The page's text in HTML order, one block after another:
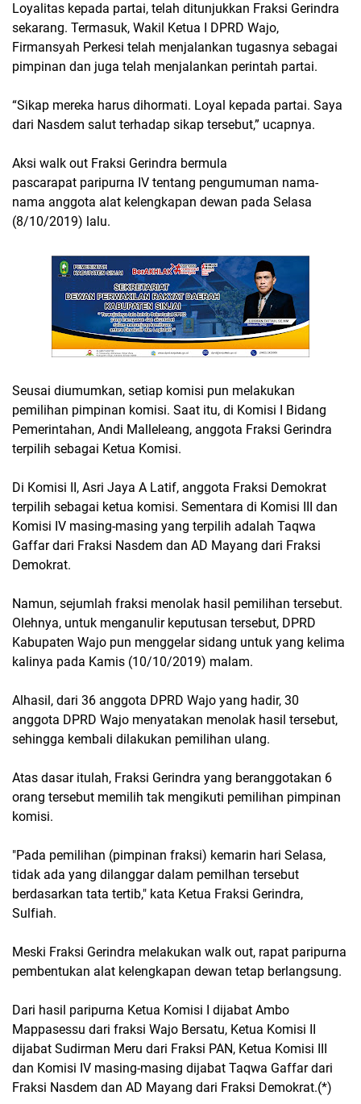
Loyalitas kepada partai, telah ditunjukkan Fraksi Gerindra
sekarang. Termasuk, Wakil Ketua I DPRD Wajo,
Firmansyah Perkesi telah menjalankan tugasnya sebagai
pimpinan dan juga telah menjalankan perintah partai.
“Sikap mereka harus dihormati. Loyal kepada partai. Saya
dari Nasdem salut terhadap sikap tersebut,” ucapnya.
Aksi walk out Fraksi Gerindra bermula
pascarapat paripurna IV tentang pengumuman nama-
nama anggota alat kelengkapan dewan pada Selasa
(8/10/2019) lalu.
Seusai diumumkan, setiap komisi pun melakukan
pemilihan pimpinan komisi. Saat itu, di Komisi I Bidang
Pemerintahan, Andi Malleleang, anggota Fraksi Gerindra
terpilih sebagai Ketua Komisi.
Di Komisi II, Asri Jaya A Latif, anggota Fraksi Demokrat
terpilih sebagai ketua komisi. Sementara di Komisi III dan
Komisi IV masing-masing yang terpilih adalah Taqwa
Gaffar dari Fraksi Nasdem dan AD Mayang dari Fraksi
Demokrat.
Namun, sejumlah fraksi menolak hasil pemilihan tersebut.
Olehnya, untuk menganulir keputusan tersebut, DPRD
Kabupaten Wajo pun menggelar sidang untuk yang kelima
kalinya pada Kamis (10/10/2019) malam.
Alhasil, dari 36 anggota DPRD Wajo yang hadir, 30
anggota DPRD Wajo menyatakan menolak hasil tersebut,
sehingga kembali dilakukan pemilihan ulang.
Atas dasar itulah, Fraksi Gerindra yang beranggotakan 6
orang tersebut memilih tak mengikuti pemilihan pimpinan
komisi.
"Pada pemilihan (pimpinan fraksi) kemarin hari Selasa,
tidak ada yang dilanggar dalam pemilhan tersebut
berdasarkan tata tertib," kata Ketua Fraksi Gerindra,
Sulfiah.
Meski Fraksi Gerindra melakukan walk out, rapat paripurna
pembentukan alat kelengkapan dewan tetap berlangsung.
Dari hasil paripurna Ketua Komisi I dijabat Ambo
Mappasessu dari fraksi Wajo Bersatu, Ketua Komisi II
dijabat Sudirman Meru dari Fraksi PAN, Ketua Komisi III
dan Komisi IV masing-masing dijabat Taqwa Gaffar dari
Fraksi Nasdem dan AD Mayang dari Fraksi Demokrat.(*)